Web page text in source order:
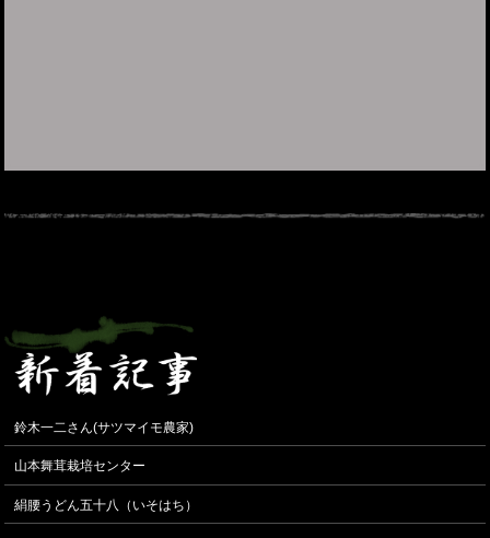
鈴木一二さん(サツマイモ農家)
山本舞茸栽培センター
絹腰うどん五十八（いそはち）